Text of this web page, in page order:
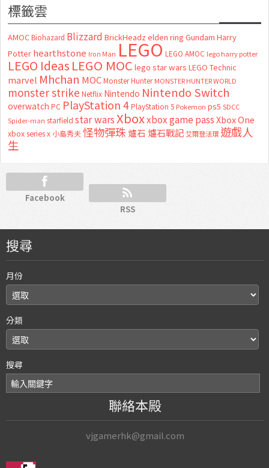
標籤雲
AMOC Biohazard Blizzard BrickHeadz elden ring Gundam Harry
Potter hearthstone Iron Man LEGO LEGO AMOC lego harry potter
LEGO Ideas LEGO MOC lego star wars LEGO Technic
marvel Mhchan MOC Monster Hunter MONSTER HUNTER WORLD
monster strike Netflix Nintendo Nintendo Switch
overwatch PC PlayStation 4 PlayStation 5 Pokemon ps5 SDCC
Spider-man starfield star warsXboxxbox game passXbox One
xbox series x 小島秀夫怪物彈珠 爐石 爐石戰記艾爾登法環 遊戲人
生
Facebook
RSS
搜尋
月份
分類
搜尋
聯絡本殿
vjgamerhk@gmail.com